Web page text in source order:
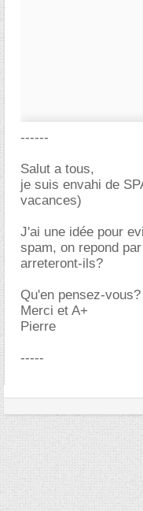
------
Salut a tous,
je suis envahi de
vacances)
J'ai une idée pour
spam, on repond
arreteront-ils?
Qu'en pensez-vous?
Merci et A+
Pierre
-----